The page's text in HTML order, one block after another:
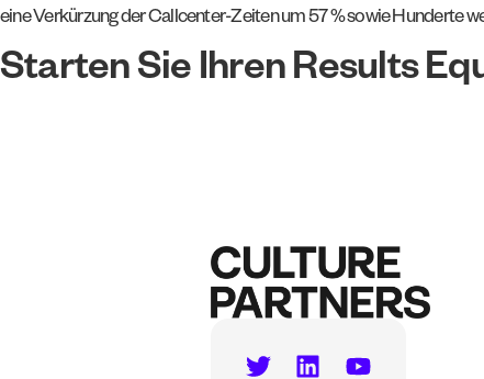
eine Verkürzung der Callcenter-Zeiten um 57 % sowie Hunderte
Starten Sie Ihren Results